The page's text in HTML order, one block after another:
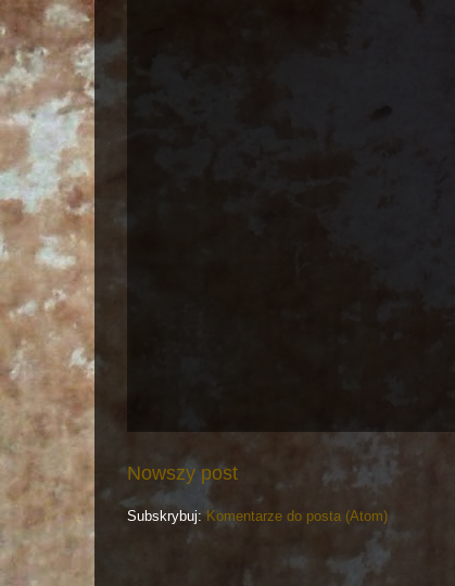
Nowszy post
Subskrybuj:Komentarze do posta (Atom)